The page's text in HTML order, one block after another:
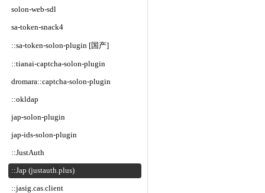
solon-web-sdl
sa-token-snack4
::sa-token-solon-plugin [国产]
::tianai-captcha-solon-plugin
dromara::captcha-solon-plugin
::okldap
jap-solon-plugin
jap-ids-solon-plugin
::JustAuth
::Jap (justauth.plus)
::jasig.cas.client